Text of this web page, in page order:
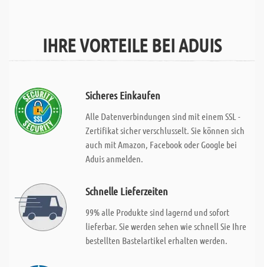
IHRE VORTEILE BEI ADUIS
Sicheres Einkaufen
Alle Datenverbindungen sind mit einem SSL -
Zertifikat sicher verschlusselt. Sie können sich
auch mit Amazon, Facebook oder Google bei
Aduis anmelden.
Schnelle Lieferzeiten
99% alle Produkte sind lagernd und sofort
lieferbar. Sie werden sehen wie schnell Sie Ihre
bestellten Bastelartikel erhalten werden.